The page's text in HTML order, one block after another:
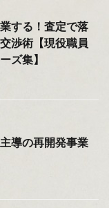
する！査定で落
渉術【現役職員
ズ集】
導の再開発事業